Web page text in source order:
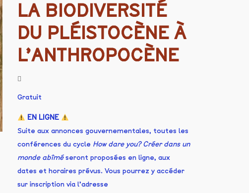
LA BIODIVERSITÉ
DU PLÉISTOCÈNE À
L’ANTHROPOCÈNE
Gratuit
EN LIGNE
Suite aux annonces gouvernementales, toutes les
conférences du cycle How dare you? Créer dans un
monde abîméseront proposées en ligne, aux
dates et horaires prévus. Vous pourrez y accéder
sur inscription via l’adresse